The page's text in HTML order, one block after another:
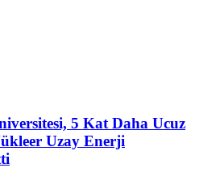
5 Kat Daha Ucuz
Uzay Enerji